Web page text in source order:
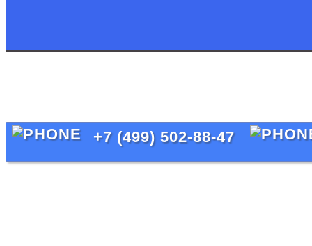
+7 (499) 502-88-47